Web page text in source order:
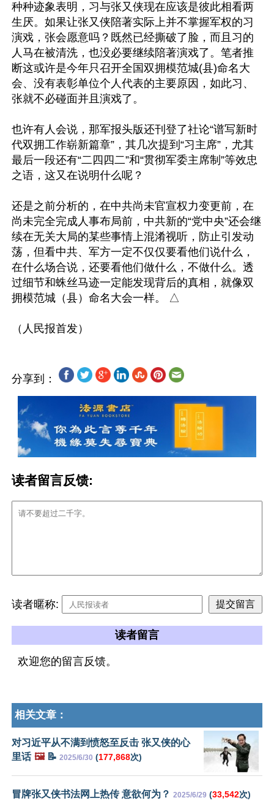
种种迹象表明，习与张又侠现在应该是彼此相看两
生厌。如果让张又侠陪著实际上并不掌握军权的习
演戏，张会愿意吗？既然已经撕破了脸，而且习的
人马在被清洗，也没必要继续陪著演戏了。笔者推
断这或许是今年只召开全国双拥模范城(县)命名大
会、没有表彰单位个人代表的主要原因，如此习、
张就不必碰面并且演戏了。
也许有人会说，那军报头版还刊登了社论“谱写新时
代双拥工作崭新篇章”，其几次提到“习主席”，尤其
最后一段还有“二四四二”和“贯彻军委主席制”等效忠
之语，这又在说明什么呢？
还是之前分析的，在中共尚未官宣权力变更前，在
尚未完全完成人事布局前，中共新的“党中央”还会继
续在无关大局的某些事情上混淆视听，防止引发动
荡，但看中共、军方一定不仅仅要看他们说什么，
在什么场合说，还要看他们做什么，不做什么。透
过细节和蛛丝马迹一定能发现背后的真相，就像双
拥模范城（县）命名大会一样。 △
分享到：
读者留言反馈:
读者暱称:
读者留言
欢迎您的留言反馈。
相关文章：
对习近平从不满到愤怒至反击 张又侠的心
里话 🖼️📝 2025/6/30 (177,868次)
冒牌张又侠书法网上热传 意欲何为？ 2025/6/29 (33,542次)